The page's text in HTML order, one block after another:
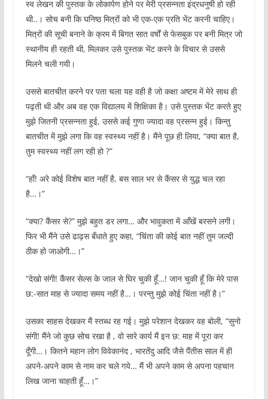
स्व लेखन की पुस्तक के लोकार्पण होने पर मेरी प्रसन्नता इंद्रधनुषी हो रही
थी..। सोच बनी कि घनिष्ठ मित्रों को भी एक-एक प्रति भेंट करनी चाहिए।
मित्रों की सूची बनाने के क्रम में बिगत सात वर्षों से फेसबुक पर बनी मित्र जो
स्थानीय ही रहती थी, मिलकर उसे पुस्तक भेंट करने के विचार से उससे
मिलने चली गयी।
उससे बातचीत करने पर पता चला यह वही है जो कक्षा अष्टम में मेरे साथ ही
पढ़ती थी और अब वह एक विद्यालय में शिक्षिका है। उसे पुस्तक भेंट करते हुए
मुझे जितनी प्रसन्नता हुई, उससे कई गुणा ज्यादा वह प्रसन्न हुई। किन्तु
बातचीत में मुझे लगा कि वह स्वस्थ्य नहीं है। मैंने पूछ ही लिया, “क्या बात है,
तुम स्वस्थ्य नहीं लग रही हो ?”
“हाँ! अरे कोई विशेष बात नहीं है, बस साल भर से कैंसर से युद्ध चल रहा
है…।”
“क्या? कैंसर से?” मुझे बहुत डर लगा… और भावुकता में आँखें बरसने लगी।
फिर भी मैंने उसे ढाढ़स बँधाते हुए कहा, “चिंता की कोई बात नहीं तुम जल्दी
ठीक हो जाओगी…।”
“देखो संगी! कैंसर सेल्स के जाल से घिर चुकी हूँ…! जान चुकी हूँ कि मेरे पास
छ:-सात माह से ज्यादा समय नहीं है…। परन्तु मुझे कोई चिंता नहीं है।”
उसका साहस देखकर मैं स्तब्ध रह गई। मुझे परेशान देखकर वह बोली, “सुनो
संगी! मैंने जो कुछ सोच रखा है , वो सारे कार्य मैं इन छ: माह में पूरा कर
दूँगी…। कितने महान लोग विवेकानंद , भारतेंदु आदि जैसे पैंतीस साल में ही
अपने-अपने काम से नाम कर चले गये… मैं भी अपने काम से अपना पहचान
लिख जाना चाहती हूँ…।”